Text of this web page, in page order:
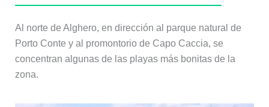
Al norte de Alghero, en dirección al parque natural de
Porto Conte y al promontorio de Capo Caccia, se
concentran algunas de las playas más bonitas de la
zona.